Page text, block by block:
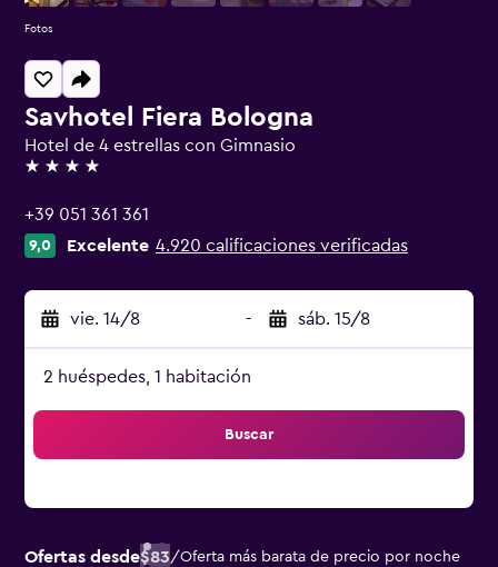
Savhotel Fiera Bologna
Hotel de 4 estrellas con Gimnasio
4 estrellas
+39 051 361 361
9,0 Excelente 4.920 calificaciones verificadas
vie. 14/8 - sáb. 15/8
2 huéspedes, 1 habitación
Buscar
Ofertas desde$83/Oferta más barata de precio por noche
Fotos